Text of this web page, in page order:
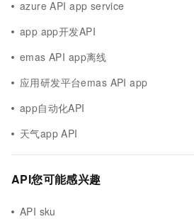
azure API app service
app app开发API
emas API app离线
应用研发平台emas API app
app自动化API
天气app API
API您可能感兴趣
API sku